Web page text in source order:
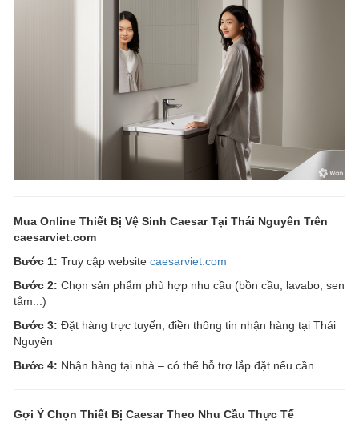
Mua Online Thiết Bị Vệ Sinh Caesar Tại Thái Nguyên Trên
caesarviet.com
Bước 1: Truy cập website caesarviet.com
Bước 2: Chọn sản phẩm phù hợp nhu cầu (bồn cầu, lavabo, sen
tắm...)
Bước 3: Đặt hàng trực tuyến, điền thông tin nhận hàng tại Thái
Nguyên
Bước 4: Nhận hàng tại nhà – có thể hỗ trợ lắp đặt nếu cần
Gợi Ý Chọn Thiết Bị Caesar Theo Nhu Cầu Thực Tế